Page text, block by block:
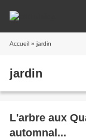
Accueil » jardin
jardin
L'arbre aux
automnal...